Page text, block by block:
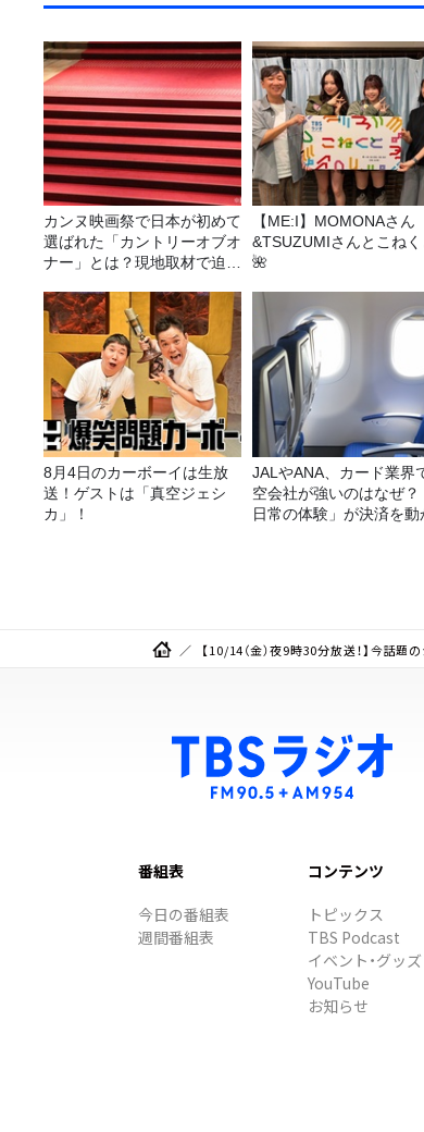
カンヌ映画祭で日本が初めて
選ばれた「カントリーオブオ
ナー」とは？現地取材で迫る
【ME:I】MOMONAさん
&TSUZUMIさんとこねく
🌺
8月4日のカーボーイは生放
送！ゲストは「真空ジェシ
カ」！
JALやANA、カード業界
空会社が強いのはなぜ？
日常の体験」が決済を動
【10/14（金）夜9時30分放送！】今話
番組表
今日の番組表
週間番組表
コンテンツ
トピックス
TBS Podcast
イベント・グッズ
YouTube
お知らせ